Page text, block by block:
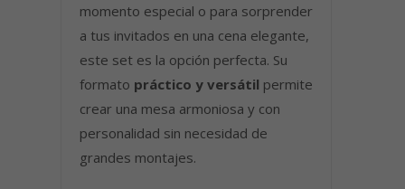
momento especial o para sorprender
a tus invitados en una cena elegante,
este set es la opción perfecta. Su
formato práctico y versátil permite
crear una mesa armoniosa y con
personalidad sin necesidad de
grandes montajes.